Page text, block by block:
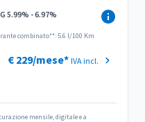
5.99% - 6.97%
combinato**: 5.6 l/100 Km
€ 229/mese* IVA incl.
mensile, digitale e a